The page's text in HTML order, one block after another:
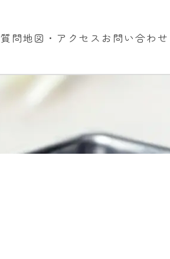
問地図・アクセス お問い合わせ